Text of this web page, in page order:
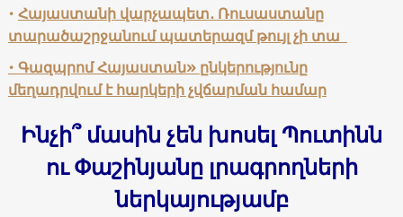
• Հայաստանի վարչապետ․ Ռուսաստանը
տարածաշրջանում պատերազմ թույլ չի տա
• Գազպրոմ Հայաստան» ընկերությունը
մեղադրվում է հարկերի չվճարման համար
Ինչի՞ մասին չեն խոսել Պուտինն
ու Փաշինյանը լրագրողների
ներկայությամբ